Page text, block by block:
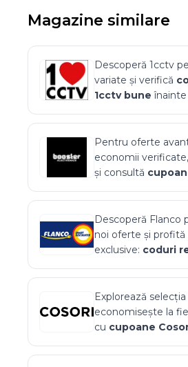
Magazine similare
Descoperă 1cctv
variate și verifică
1cctvbune
Pentru oferte
economii
și consultă
Descoperă Flanco
noi oferte și profită
exclusive: coduri
Explorează selecția
economisește la
cu cupoane